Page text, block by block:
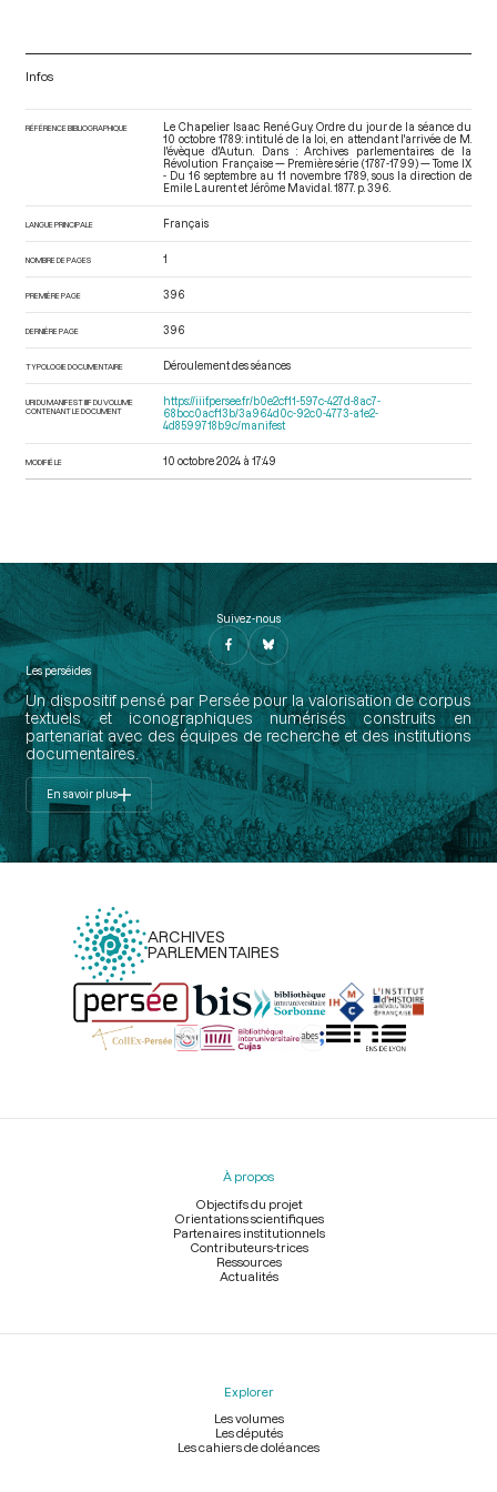
Infos
RÉFÉRENCE BIBLIOGRAPHIQUE
Le Chapelier Isaac René Guy. Ordre du jour de la séance du
10 octobre 1789: intitulé de la loi, en attendant l'arrivée de M.
l'évèque d'Autun. Dans : Archives parlementaires de la
Révolution Française — Première série (1787-1799) — Tome IX
- Du 16 septembre au 11 novembre 1789 , sous la direction de
Emile Laurent et Jérôme Mavidal. 1877. p. 396.
LANGUE PRINCIPALE Français
NOMBRE DE PAGES 1
PREMIÈRE PAGE 396
DERNIÈRE PAGE 396
TYPOLOGIE DOCUMENTAIRE Déroulement des séances
URI DU MANIFEST IIIF DU VOLUME
CONTENANT LE DOCUMENT
https://iiif.persee.fr/b0e2cf11-597c-427d-8ac7-
68bcc0acf13b/3a964d0c-92c0-4773-a1e2-
4d8599718b9c/manifest
MODIFIÉ LE 10 octobre 2024 à 17:49
Suivez-nous
Les perséides
Un dispositif pensé par Persée pour la valorisation de corpus
textuels et iconographiques numérisés construits en
partenariat avec des équipes de recherche et des institutions
documentaires.
En savoir plus
ARCHIVES
PARLEMENTAIRES
Menu
À propos
Objectifs du projet
Orientations scientifiques
Partenaires institutionnels
Contributeurs-trices
Ressources
Actualités
Explorer
Les volumes
Les députés
Les cahiers de doléances